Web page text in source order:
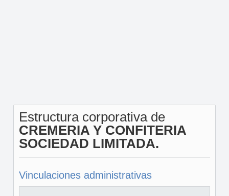
Estructura corporativa de
CREMERIA Y CONFITERIA
SOCIEDAD LIMITADA.
Vinculaciones administrativas